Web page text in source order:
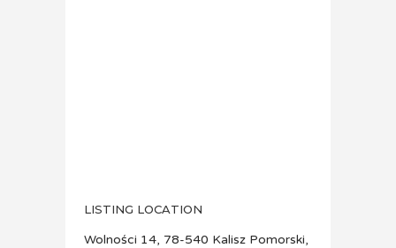
LISTING LOCATION
Wolności 14, 78-540 Kalisz Pomorski,